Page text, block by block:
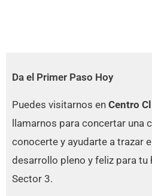
Da el Primer Paso Hoy
Puedes visitarnos en Centro
llamarnos para concertar una
conocerte y ayudarte a trazar
desarrollo pleno y feliz para tu
Sector 3.